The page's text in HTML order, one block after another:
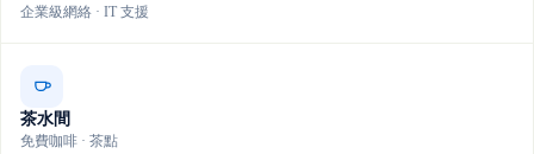
企業級網絡 · IT 支援
茶水間
免費咖啡 · 茶點